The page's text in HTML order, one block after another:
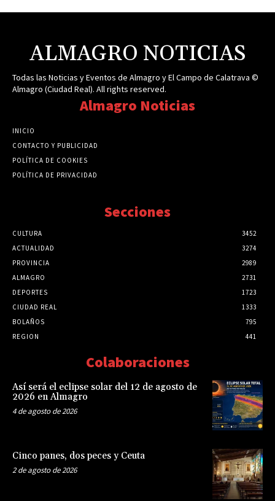
ALMAGRO NOTICIAS
Todas las Noticias y Eventos de Almagro y El Campo de Calatrava ©
Almagro (Ciudad Real). All rights reserved.
Almagro Noticias
INICIO
CONTACTO Y PUBLICIDAD
POLÍTICA DE COOKIES
POLÍTICA DE PRIVACIDAD
Secciones
CULTURA
3452
ACTUALIDAD
3274
PROVINCIA
2989
ALMAGRO
2731
DEPORTES
1723
CIUDAD REAL
1333
BOLAÑOS
795
REGION
441
Colaboraciones
Así será el eclipse solar del 12 de agosto de
2026 en Almagro
4 de agosto de 2026
Cinco panes, dos peces y Ceuta
2 de agosto de 2026